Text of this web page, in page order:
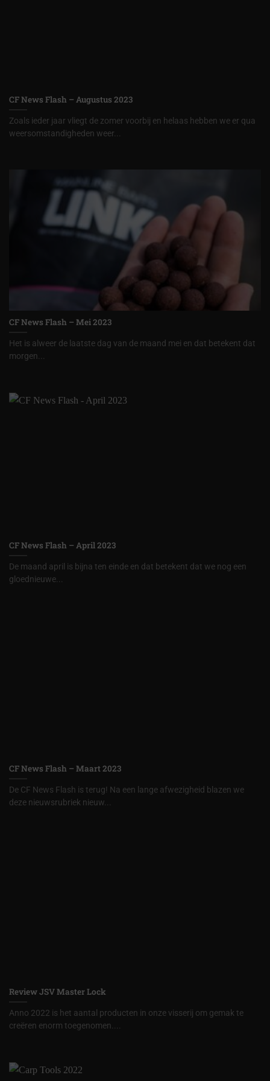
CF News Flash – Augustus 2023
Zoals ieder jaar vliegt de zomer voorbij en helaas hebben we er qua
weersomstandigheden weer...
CF News Flash – Mei 2023
Het is alweer de laatste dag van de maand mei en dat betekent dat
morgen...
CF News Flash – April 2023
De maand april is bijna ten einde en dat betekent dat we nog een
gloednieuwe...
CF News Flash – Maart 2023
De CF News Flash is terug! Na een lange afwezigheid blazen we
deze nieuwsrubriek nieuw...
Review JSV Master Lock
Anno 2022 is het aantal producten in onze visserij om gemak te
creëren enorm toegenomen....